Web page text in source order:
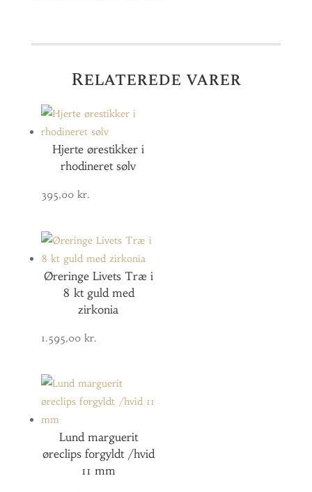
Relaterede varer
Hjerte ørestikker i
rhodineret sølv
395,00 kr.
Øreringe Livets Træ i
8 kt guld med
zirkonia
1.595,00 kr.
Lund marguerit
øreclips forgyldt /hvid
11 mm